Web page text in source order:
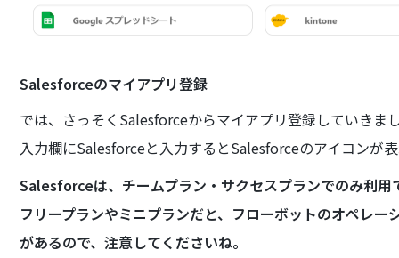
Salesforceのマイアプリ登録
では、さっそくSalesforceからマイアプリ登録していきま
入力欄にSalesforceと入力するとSalesforceのアイコンが
Salesforceは、チームプラン・サクセスプランでのみ利用
フリープランやミニプランだと、フローボットのオペレ
があるので、注意してくださいね。